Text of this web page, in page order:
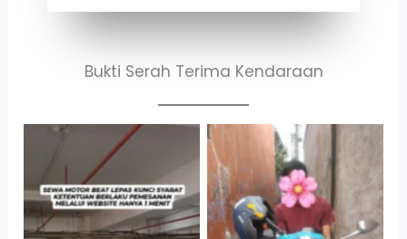
Bukti Serah Terima Kendaraan